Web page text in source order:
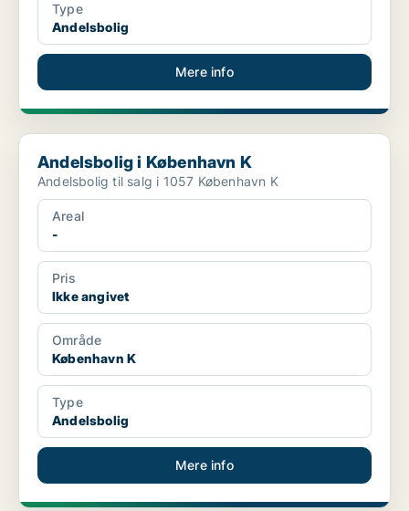
Type
Andelsbolig
Mere info
Andelsbolig i København K
Andelsbolig i København K
Andelsbolig til salg i 1057 København K
Areal
-
Pris
Ikke angivet
Område
København K
Type
Andelsbolig
Mere info